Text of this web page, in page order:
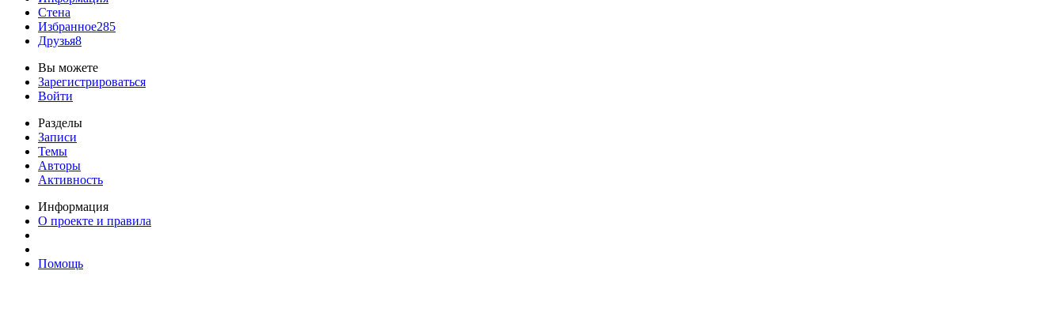
Стена
Избранное285
Друзья8
Вы можете
Зарегистрироваться
Войти
Разделы
Записи
Темы
Авторы
Активность
Информация
О проекте и правила
Помощь